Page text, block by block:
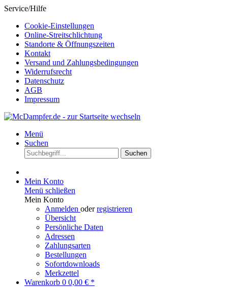
Service/Hilfe
Cookie-Einstellungen
Online-Streitschlichtung
Standorte & Öffnungszeiten
Kontakt
Versand und Zahlungsbedingungen
Widerrufsrecht
Datenschutz
AGB
Impressum
Menü
Suchen
Suchen
Mein Konto
Menü schließen
Mein Konto
Anmelden oderregistrieren
Übersicht
Persönliche Daten
Adressen
Zahlungsarten
Bestellungen
Sofortdownloads
Merkzettel
Warenkorb 0 0,00 € *